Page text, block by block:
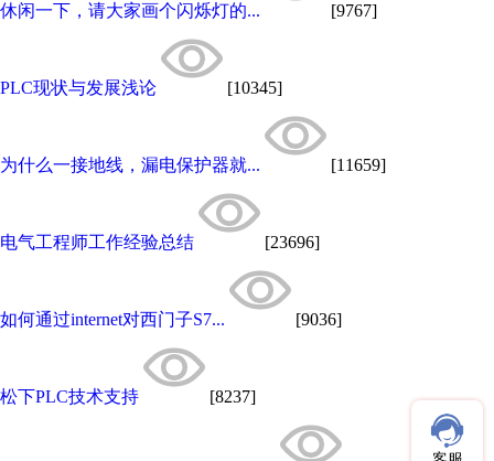
休闲一下，请大家画个闪烁灯的... [9767]
PLC现状与发展浅论 [10345]
为什么一接地线，漏电保护器就... [11659]
电气工程师工作经验总结 [23696]
如何通过internet对西门子S7... [9036]
松下PLC技术支持 [8237]